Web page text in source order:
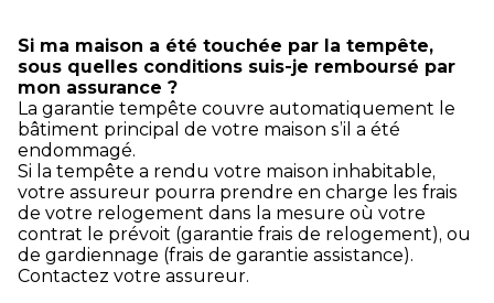
Si ma maison a été touchée par la tempête,
sous quelles conditions suis-je remboursé par
mon assurance ?
La garantie tempête couvre automatiquement le
bâtiment principal de votre maison s’il a été
endommagé.
Si la tempête a rendu votre maison inhabitable,
votre assureur pourra prendre en charge les frais
de votre relogement dans la mesure où votre
contrat le prévoit (garantie frais de relogement), ou
de gardiennage (frais de garantie assistance).
Contactez votre assureur.